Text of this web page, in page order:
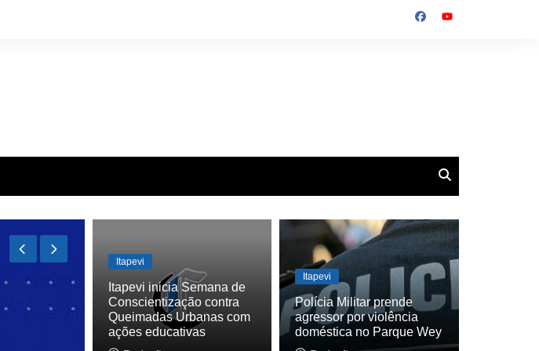
Itapevi
Itapevi inicia Semana de
Conscientização contra
Queimadas Urbanas com
ações educativas
Itapevi
Polícia Militar prende
agressor por violência
doméstica no Parque Wey